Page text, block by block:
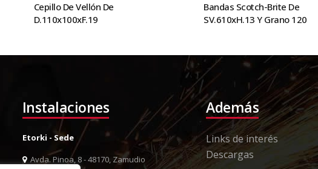
Cepillo De Vellón De
D.110x100xF.19
Bandas Scotch-Brite De
SV.610xH.13 Y Grano 120
Instalaciones
Etorki - Sede
Avda. Pinoa, 8 - 48170, Zamudio
Además
Links de interés
Descargas